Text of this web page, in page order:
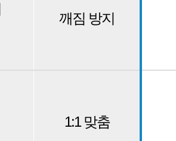
깨짐 방지
1:1 맞춤